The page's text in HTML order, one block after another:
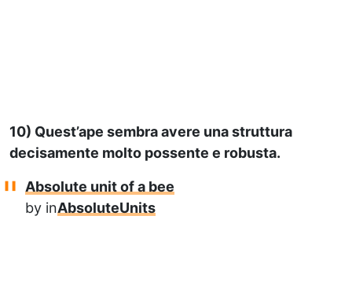
10) Quest’ape sembra avere una struttura
decisamente molto possente e robusta.
Absolute unit of a bee
by inAbsoluteUnits